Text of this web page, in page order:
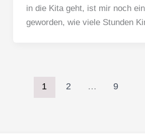
in die Kita geht, ist mir noch
geworden, wie viele Stunden
1 2 … 9